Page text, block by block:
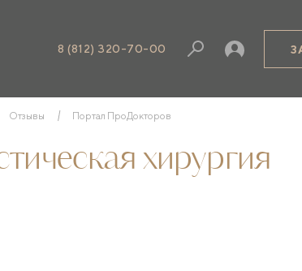
8 (812) 320-70-00
Отзывы Портал ПроДокторов
хирургия